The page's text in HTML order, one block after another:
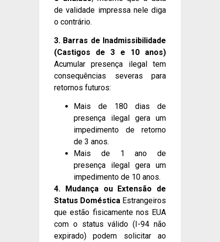
de validade impressa nele diga
o contrário.
3. Barras de Inadmissibilidade
(Castigos de 3 e 10 anos)
Acumular presença ilegal tem
consequências severas para
retornos futuros:
Mais de 180 dias de
presença ilegal gera um
impedimento de retorno
de 3 anos.
Mais de 1 ano de
presença ilegal gera um
impedimento de 10 anos.
4. Mudança ou Extensão de
Status Doméstica Estrangeiros
que estão fisicamente nos EUA
com o status válido (I-94 não
expirado) podem solicitar ao